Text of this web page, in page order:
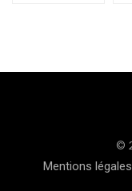
©
Mentions légales